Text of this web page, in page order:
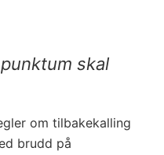
skal
om tilbakekalling
brudd på